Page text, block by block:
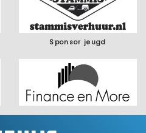
Sponsor jeugd